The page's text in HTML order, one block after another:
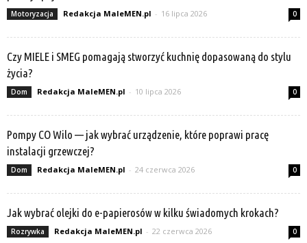
Motoryzacja Redakcja MaleMEN.pl - 16 lipca 2026 0
Czy MIELE i SMEG pomagają stworzyć kuchnię dopasowaną do stylu
życia?
Dom Redakcja MaleMEN.pl - 10 lipca 2026 0
Pompy CO Wilo — jak wybrać urządzenie, które poprawi pracę
instalacji grzewczej?
Dom Redakcja MaleMEN.pl - 24 czerwca 2026 0
Jak wybrać olejki do e-papierosów w kilku świadomych krokach?
Rozrywka Redakcja MaleMEN.pl - 22 czerwca 2026 0